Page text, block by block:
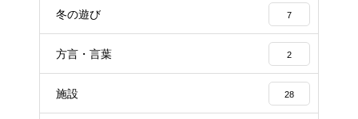
冬の遊び 7
方言・言葉 2
施設 28